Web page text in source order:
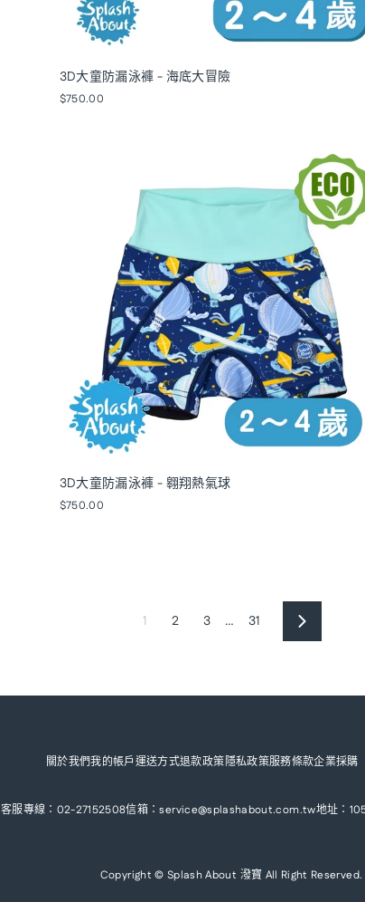
3D大童防漏泳褲 - 海底大冒險
$750.00
3D大童防漏泳褲 - 翱翔熱氣球
$750.00
1 2 3 … 31 下
一
關於我們我的帳戶運送方式退款政策隱私政策服務條款企業採購
客服專線：02-27152508信箱：service@splashabout.com.tw地址：
Copyright © Splash About 潑寶 All Right Reserved.